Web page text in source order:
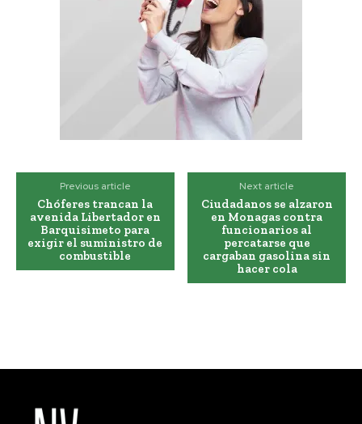
Previous article
Chóferes trancan la
avenida Libertador en
Barquisimeto para
exigir el suministro de
combustible
Next article
Ciudadanos se alzaron
en Monagas contra
funcionarios al
percatarse que
cargaban gasolina sin
hacer cola